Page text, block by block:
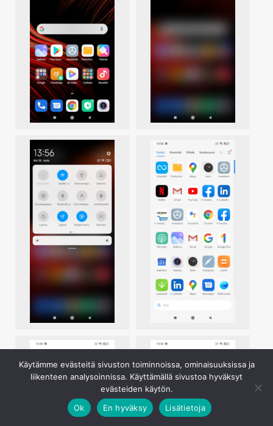
Käytämme evästeitä sivuston toiminnoissa, ominaisuuksissa ja
liikenteen analysoinnissa. Käyttämällä sivustoa hyväksyt
evästeiden käytön.
Ok
En hyväksy Lisätietoja